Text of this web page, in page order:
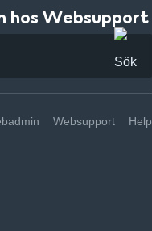
hos Websupport
Websupport Help